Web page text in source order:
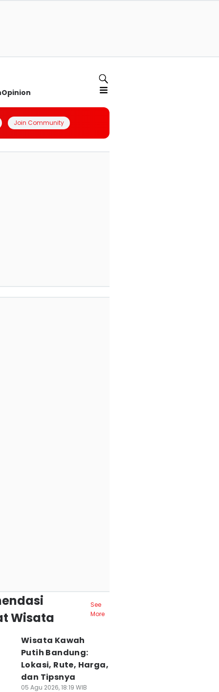
Opinion
Join Community
Wisata
See
More
Wisata Kawah
Putih Bandung:
Lokasi, Rute, Harga,
dan Tipsnya
05 Agu 2026, 18:19 WIB